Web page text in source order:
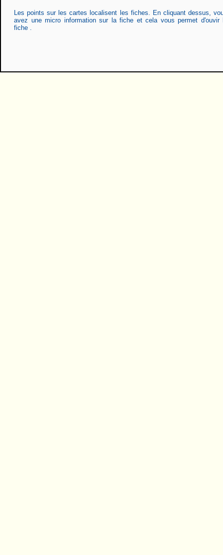
Les points sur les cartes localisent les fiches. En cliquant dessus,
avez une micro information sur la fiche et cela vous permet d'ouvir
fiche .